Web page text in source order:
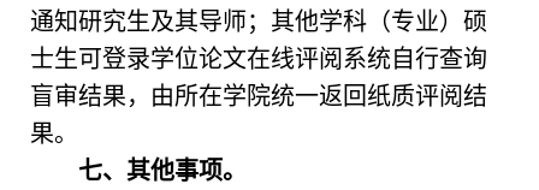
通知研究生及其导师；其他学科（专业）硕
士生可登录学位论文在线评阅系统自行查询
盲审结果，由所在学院统一返回纸质评阅结
果。
七、 其他事项。